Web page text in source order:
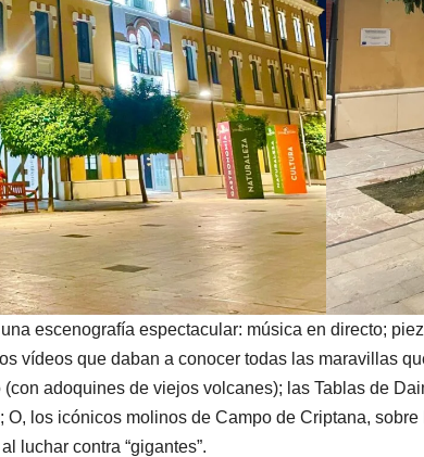
escenografía espectacular: música en directo;
vídeos que daban a conocer todas las maravillas
(con adoquines de viejos volcanes); las Tablas de
O, los icónicos molinos de Campo de Criptana,
luchar contra “gigantes”.